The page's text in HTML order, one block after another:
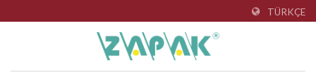
TÜRKÇE